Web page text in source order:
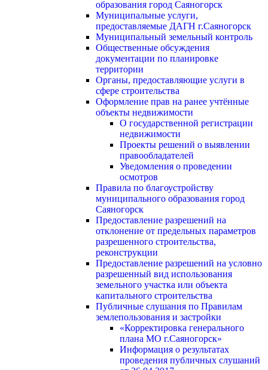
образования город Саяногорск
Муниципальные услуги,
предоставляемые ДАГН г.Саяногорск
Муниципальный земельный контроль
Общественные обсуждения
документации по планировке
территории
Органы, предоставляющие услуги в
сфере строительства
Оформление прав на ранее учтённые
объекты недвижимости
О государственной регистрации
недвижимости
Проекты решений о выявлении
правообладателей
Уведомления о проведении
осмотров
Правила по благоустройству
муниципального образования город
Саяногорск
Предоставление разрешений на
отклонение от предельных параметров
разрешенного строительства,
реконструкции
Предоставление разрешений на условно
разрешенный вид использования
земельного участка или объекта
капитального строительства
Публичные слушания по Правилам
землепользования и застройки
«Корректировка генерального
плана МО г.Саяногорск»
Информация о результатах
проведения публичных слушаний